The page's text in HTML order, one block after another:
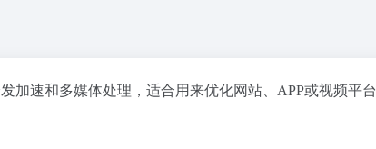
加速和多媒体处理，适合用来优化网站、APP或视频平台